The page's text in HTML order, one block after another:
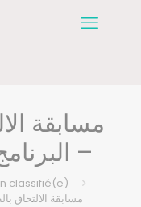
مسابقة
–
classifié(e)
مسابقة الالتحاق